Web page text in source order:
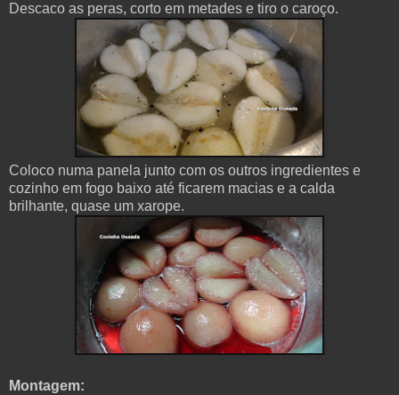
Descaco as peras, corto em metades e tiro o caroço.
Coloco numa panela junto com os outros ingredientes e
cozinho em fogo baixo até ficarem macias e a calda
brilhante, quase um xarope.
Montagem: